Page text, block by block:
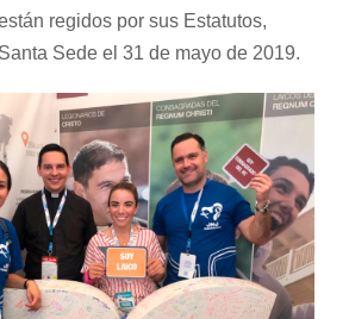
regidos por sus Estatutos,
Sede el 31 de mayo de 2019.